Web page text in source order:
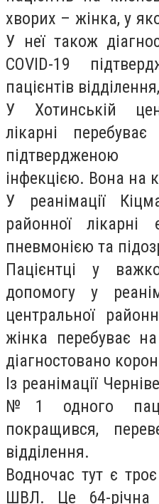
хворих – жінка, у
У неї також
COVID-19
пацієнтів
У Хотинській
лікарні
підтвердженою
інфекцією. Вона на
У реанімації
районної
пневмонією та
Пацієнтці у
допомогу у
центральної
жінка перебуває
діагностовано
Із реанімації
№1 одного
покращився,
відділення.
Водночас тут є
ШВЛ. Це 64-річна